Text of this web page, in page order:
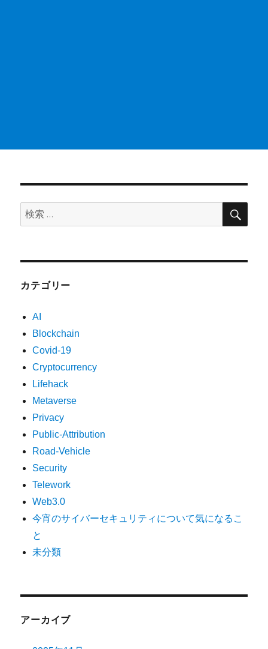
検
索:
検
カテゴリー
AI
Blockchain
Covid-19
Cryptocurrency
Lifehack
Metaverse
Privacy
Public-Attribution
Road-Vehicle
Security
Telework
Web3.0
今宵のサイバーセキュリティについて気になるこ
と
未分類
アーカイブ